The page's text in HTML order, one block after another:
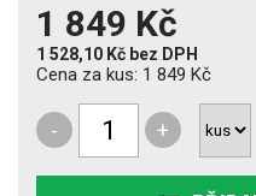
1 849 Kč
1 528,10 Kč bez DPH
Cena za kus: 1 849 Kč
- +